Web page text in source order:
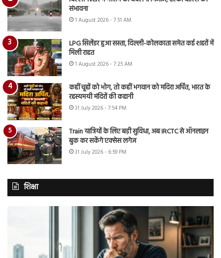
संभावना
1 August 2026 - 7:51 AM
LPG सिलेंडर हुआ सस्ता, दिल्ली-कोलकाता समेत कई शहरों में
मिली राहत
1 August 2026 - 7:25 AM
कहीं चूहों को भोग, तो कहीं भगवान को मदिरा अर्पित, भारत के
रहस्यमयी मंदिरों की कहानी
31 July 2026 - 7:54 PM
Train यात्रियों के लिए बड़ी सुविधा, अब IRCTC से ऑनलाइन
बुक कर सकेंगे एक्सेस लगेज
31 July 2026 - 6:59 PM
शिक्षा